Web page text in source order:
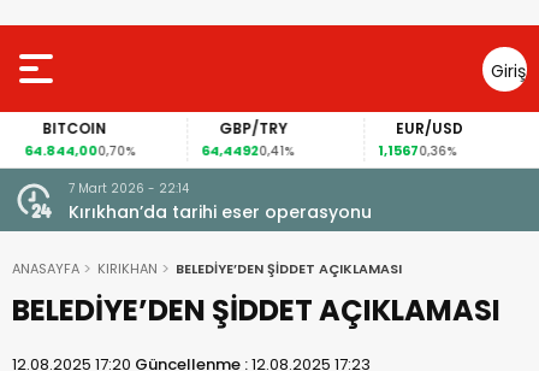
Giriş
Yap
BITCOIN
64.844,000,70%
GBP/TRY
64,44920,41%
EUR/USD
1,15670,36%
7 Mart 2026 - 22:14
Kırıkhan’da tarihi eser operasyonu
ANASAYFA KIRIKHAN BELEDİYE’DEN ŞİDDET AÇIKLAMASI
BELEDİYE’DEN ŞİDDET AÇIKLAMASI
12.08.2025 17:20 Güncellenme :12.08.2025 17:23